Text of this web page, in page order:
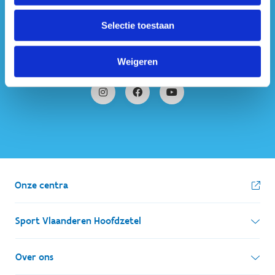
Selectie toestaan
Weigeren
#sportersbelevenmeer
ook op sociale media
Onze centra
Sport Vlaanderen Hoofdzetel
Simon Bolivarlaan 17
Over ons